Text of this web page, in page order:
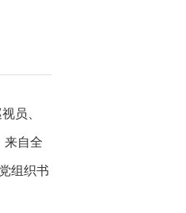
员、
来自全
组织书